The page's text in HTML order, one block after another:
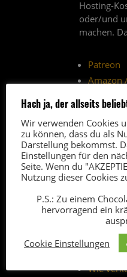
Hosting-
oder/und
machen.
Patreon
Amazon
(*) Über
wir vom
Provision.
bleibt für
5
Wer
Wie
Hach ja, der allseits
Wir verwenden Cookies
zu können, dass du als
Darstellung bekommst.
Einstellungen für den
Seite. Wenn du
Nutzung dieser Cookies
P.S.: Zu einem
hervorragend ein
Cookie Einstellungen